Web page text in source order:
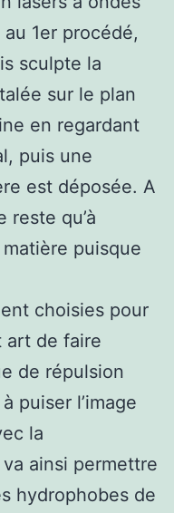
1er procédé,
sculpte la
sur le plan
en regardant
puis une
est déposée. A
reste qu’à
puisque
choisies pour
art de faire
de répulsion
puiser l’image
la
ainsi permettre
hydrophobes de